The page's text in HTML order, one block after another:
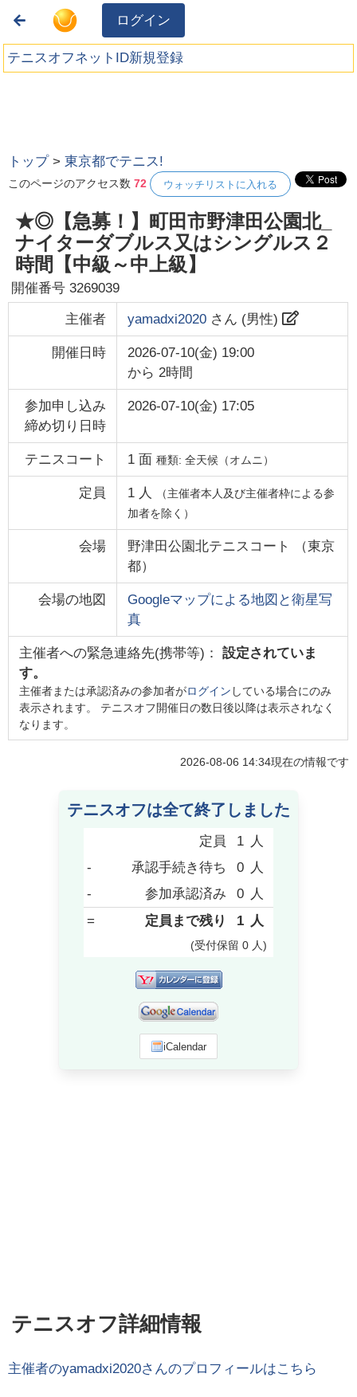
ログイン
テニスオフネットID新規登録
トップ >東京都でテニス!
このページのアクセス数72 ウォッチリストに入れる
★◎【急募！】町田市野津田公園北_
ナイターダブルス又はシングルス２
時間【中級～中上級】
開催番号3269039
主催者 yamadxi2020さん (男性)
開催日時
2026-07-10(金) 19:00
から 2時間
参加申し込み
締め切り日時
2026-07-10(金) 17:05
テニスコート 1面 種類: 全天候（オムニ）
定員 1 人
（主催者本人及び主催者枠による参
加者を除く）
会場 野津田公園北テニスコート （東京
都）
会場の地図
Googleマップによる地図と衛星写
真
主催者への緊急連絡先(携帯等)： 設定されていま
す。
主催者または承認済みの参加者がログイン している場合にのみ
表示されます。 テニスオフ開催日の数日後以降は表示されなく
なります。
2026-08-06 14:34現在の情報です
テニスオフは全て終了しました
定員 1 人
-
承認手続き待ち 0 人
-
参加承認済み 0 人
=
定員まで残り 1 人
(受付保留 0 人)
iCalendar
テニスオフ詳細情報
主催者のyamadxi2020さんのプロフィールはこちら